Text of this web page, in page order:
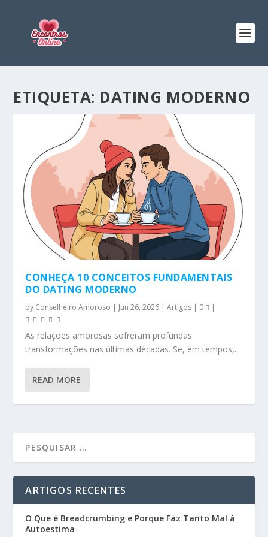
ETIQUETA: DATING MODERNO
CONHEÇA 10 CONCEITOS FUNDAMENTAIS
DO DATING MODERNO
by Conselheiro Amoroso | Jun 26, 2026 |Artigos | 0 |
As relações amorosas sofreram profundas
transformações nas últimas décadas. Se, em tempos,...
READ MORE
ARTIGOS RECENTES
O Que é Breadcrumbing e Porque Faz Tanto Mal à
Autoestima